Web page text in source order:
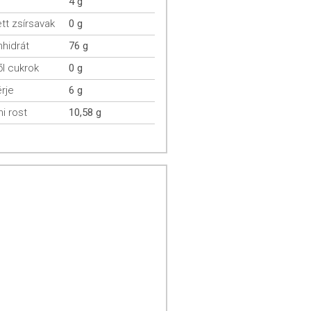
zsírsavak
0 g
76 g
cukrok
0 g
6 g
rost
10,58 g